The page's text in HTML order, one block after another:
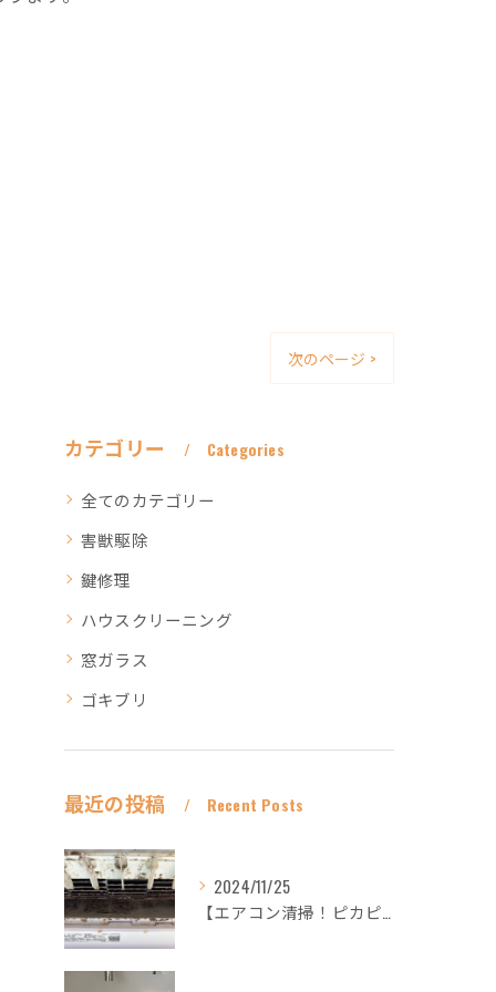
次のページ >
カテゴリー Categories
全てのカテゴリー
害獣駆除
鍵修理
ハウスクリーニング
窓ガラス
ゴキブリ
最近の投稿 Recent Posts
2024/11/25
【エアコン清掃！ピカピカ綺麗に！ハウスクリーニングなら